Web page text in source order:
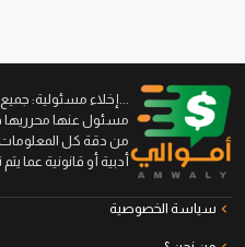
...إخلاء مسئولية: جميع
مسئول عنها محرريها
من دقة كل
أدبية أو قانونية عما
سياسة الخصوصية